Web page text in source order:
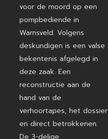
voor de moord op een
pompbediende in
Warnsveld. Volgens
deskundigen is een valse
bekentenis afgelegd in
deze zaak. Een
reconstructie aan de
hand van de
verhoortapes, het dossier
en direct betrokkenen.